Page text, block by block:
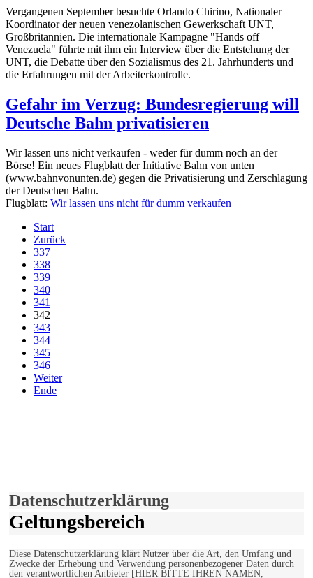
Vergangenen September besuchte Orlando Chirino, Nationaler
Koordinator der neuen venezolanischen Gewerkschaft UNT,
Großbritannien. Die internationale Kampagne "Hands off
Venezuela" führte mit ihm ein Interview über die Entstehung der
UNT, die Debatte über den Sozialismus des 21. Jahrhunderts und
die Erfahrungen mit der Arbeiterkontrolle.
Gefahr im Verzug: Bundesregierung will
Deutsche Bahn privatisieren
Wir lassen uns nicht verkaufen - weder für dumm noch an der
Börse! Ein neues Flugblatt der Initiative Bahn von unten
(www.bahnvonunten.de) gegen die Privatisierung und Zerschlagung
der Deutschen Bahn.
Flugblatt: Wir lassen uns nicht für dumm verkaufen
Start
Zurück
337
338
339
340
341
342
343
344
345
346
Weiter
Ende
Datenschutzerklärung
Geltungsbereich
Diese Datenschutzerklärung klärt Nutzer über die Art, den Umfang und
Zwecke der Erhebung und Verwendung personenbezogener Daten durch
den verantwortlichen Anbieter [HIER BITTE IHREN NAMEN,